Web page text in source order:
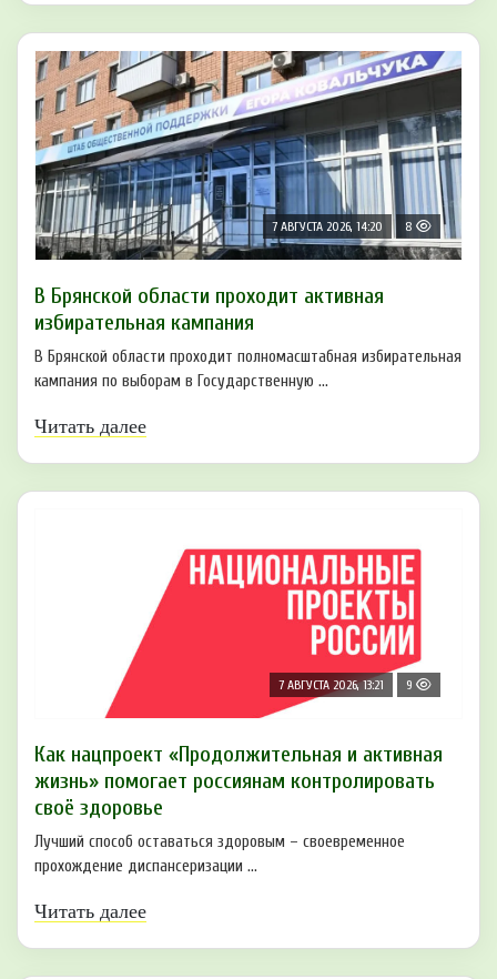
7 АВГУСТА 2026, 14:20 8
В Брянской области проходит активная
избирательная кампания
В Брянской области проходит полномасштабная избирательная
кампания по выборам в Государственную ...
Читать далее
7 АВГУСТА 2026, 13:21 9
Как нацпроект «Продолжительная и активная
жизнь» помогает россиянам контролировать
своё здоровье
Лучший способ оставаться здоровым – своевременное
прохождение диспансеризации ...
Читать далее